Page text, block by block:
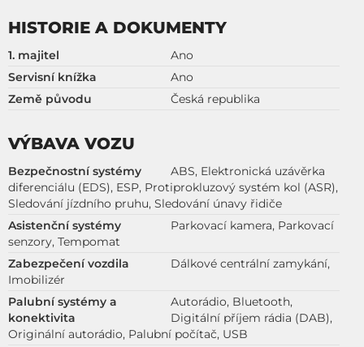
HISTORIE A DOKUMENTY
1. majitel
Ano
Servisní knížka
Ano
Země původu
Česká republika
VÝBAVA VOZU
Bezpečnostní systémy
ABS, Elektronická uzávěrka
diferenciálu (EDS), ESP, Protiprokluzový systém kol (ASR),
Sledování jízdního pruhu, Sledování únavy řidiče
Asistenční systémy
Parkovací kamera, Parkovací
senzory, Tempomat
Zabezpečení vozdila
Dálkové centrální zamykání,
Imobilizér
Palubní systémy a
konektivita
Autorádio, Bluetooth,
Digitální příjem rádia (DAB),
Originální autorádio, Palubní počítač, USB